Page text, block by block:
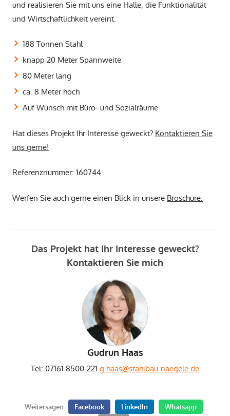
und realisieren Sie mit uns eine Halle, die Funktionalität
und Wirtschaftlichkeit vereint.
188 Tonnen Stahl
knapp 20 Meter Spannweite
80 Meter lang
ca. 8 Meter hoch
Auf Wunsch mit Büro- und Sozialräume
Hat dieses Projekt Ihr Interesse geweckt? Kontaktieren Sie
uns gerne!
Referenznummer: 160744
Werfen Sie auch gerne einen Blick in unsere Broschüre.
Das Projekt hat Ihr Interesse geweckt?
Kontaktieren Sie mich
Gudrun Haas
Tel: 07161 8500-221 g.haas@stahlbau-naegele.de
Weitersagen Facebook LinkedIn
Whatsapp